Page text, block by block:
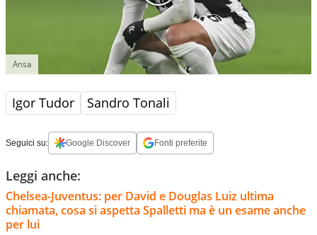
Ansa
Igor Tudor Sandro Tonali
Seguici su: Google Discover Fonti preferite
Leggi anche:
Chelsea-Juventus: per David e Douglas Luiz ultima
chiamata, cosa si aspetta Spalletti ma è un esame anche
per lui